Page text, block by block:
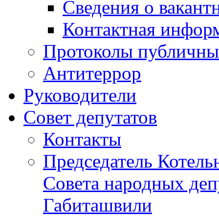
Сведения о
Контактная
Протоколы
Антитеррор
Руководители
Совет депутатов
Контакты
Председатель
Совета народных
Габиташвили